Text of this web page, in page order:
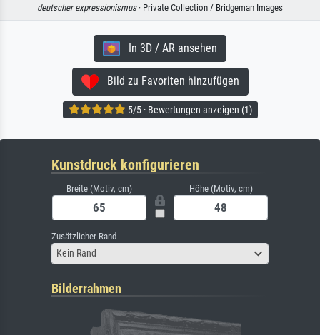
deutscher expressionismus· Private Collection / Bridgeman Images
In 3D / AR ansehen
Bild zu Favoriten hinzufügen
5/5 · Bewertungen anzeigen (1)
Kunstdruck konfigurieren
Breite (Motiv, cm) Höhe (Motiv, cm)
Zusätzlicher Rand
Kein Rand
Bilderrahmen